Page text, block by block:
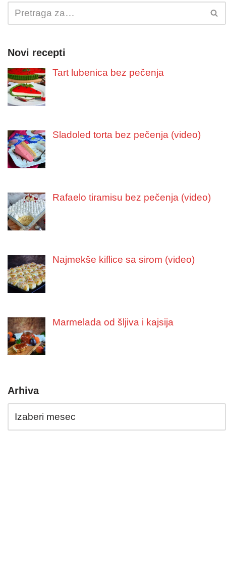
Novi recepti
Tart lubenica bez pečenja
Sladoled torta bez pečenja (video)
Rafaelo tiramisu bez pečenja (video)
Najmekše kiflice sa sirom (video)
Marmelada od šljiva i kajsija
Arhiva